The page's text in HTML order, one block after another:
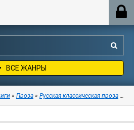
ВСЕ ЖАНРЫ
» Проза » Русская классическая проза »